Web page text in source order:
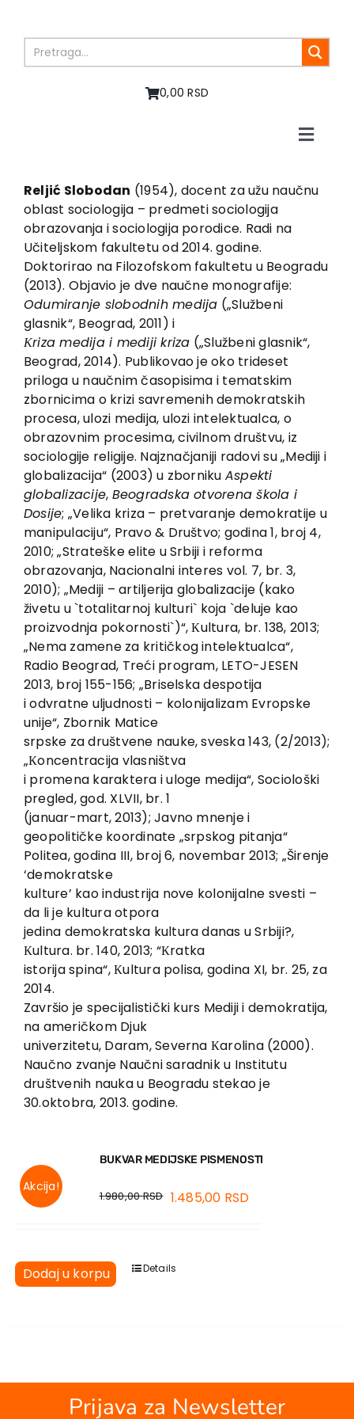
content
0,00 RSD
Toggle
O nama
Knjige
U pripremi
Akcija
Autori
Vesti
EU PROJEKTI
Kontakt
Reljić Slobodan (1954), docent za užu naučnu
oblast sociologija – predmeti sociologija
obrazovanja i sociologija porodice. Radi na
Učiteljskom fakultetu od 2014. godine.
Doktorirao na Filozofskom fakultetu u Beogradu
(2013). Objavio je dve naučne monografije:
Odumiranje slobodnih medija („Službeni
glasnik“, Beograd, 2011) i
Кriza medija i mediji kriza („Službeni glasnik“,
Beograd, 2014). Publikovao je oko trideset
priloga u naučnim časopisima i tematskim
zbornicima o krizi savremenih demokratskih
procesa, ulozi medija, ulozi intelektualca, o
obrazovnim procesima, civilnom društvu, iz
sociologije religije. Najznačjaniji radovi su „Mediji i
globalizacija“ (2003) u zborniku Aspekti
globalizacije, Beogradska otvorena škola i
Dosije; „Velika kriza – pretvaranje demokratije u
manipulaciju“, Pravo & Društvo; godina 1, broj 4,
2010; „Strateške elite u Srbiji i reforma
obrazovanja, Nacionalni interes vol. 7, br. 3,
2010); „Mediji – artiljerija globalizacije (kako
živetu u `totalitarnoj kulturi` koja `deluje kao
proizvodnja pokornosti`)“, Кultura, br. 138, 2013;
„Nema zamene za kritičkog intelektualca“,
Radio Beograd, Treći program, LETO-JESEN
2013, broj 155-156; „Briselska despotija
i odvratne uljudnosti – kolonijalizam Evropske
unije“, Zbornik Matice
srpske za društvene nauke, sveska 143, (2/2013);
„Кoncentracija vlasništva
i promena karaktera i uloge medija“, Sociološki
pregled, god. XLVII, br. 1
(januar-mart, 2013); Javno mnenje i
geopolitičke koordinate „srpskog pitanja“
Politea, godina III, broj 6, novembar 2013; „Širenje
‘demokratske
kulture’ kao industrija nove kolonijalne svesti –
da li je kultura otpora
jedina demokratska kultura danas u Srbiji?,
Кultura. br. 140, 2013; “Кratka
istorija spina“, Кultura polisa, godina XI, br. 25, za
2014.
Završio je specijalistički kurs Mediji i demokratija,
na američkom Djuk
univerzitetu, Daram, Severna Кarolina (2000).
Naučno zvanje Naučni saradnik u Institutu
društvenih nauka u Beogradu stekao je
30.oktobra, 2013. godine.
Akcija!
BUKVAR MEDIJSKE PISMENOSTI
1.980,00RSD 1.485,00 RSD
Dodaj u korpu Details
Prijava za Newsletter